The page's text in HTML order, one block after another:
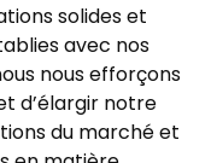
solides et
avec nos
nous efforçons
d’élargir notre
du marché et